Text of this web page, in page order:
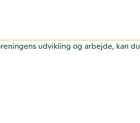
udvikling og arbejde, kan